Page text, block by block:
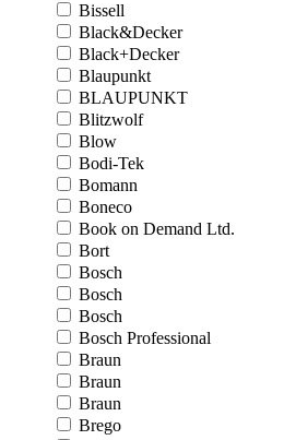
Bissell
Black&Decker
Black+Decker
Blaupunkt
BLAUPUNKT
Blitzwolf
Blow
Bodi-Tek
Bomann
Boneco
Book on Demand Ltd.
Bort
Bosch
Bosch
Bosch
Bosch Professional
Braun
Braun
Braun
Brego